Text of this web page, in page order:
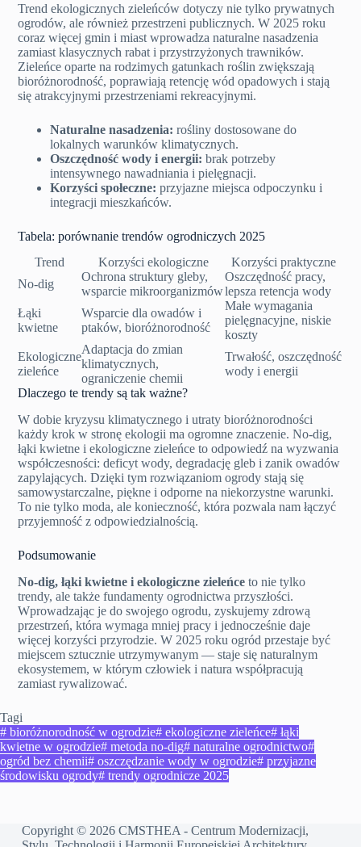
Trend ekologicznych zieleńców dotyczy nie tylko prywatnych
ogrodów, ale również przestrzeni publicznych. W 2025 roku
coraz więcej gmin i miast wprowadza naturalne nasadzenia
zamiast klasycznych rabat i przystrzyżonych trawników.
Zieleńce oparte na rodzimych gatunkach roślin zwiększają
bioróżnorodność, poprawiają retencję wód opadowych i stają
się atrakcyjnymi przestrzeniami rekreacyjnymi.
Naturalne nasadzenia: rośliny dostosowane do
lokalnych warunków klimatycznych.
Oszczędność wody i energii: brak potrzeby
intensywnego nawadniania i pielęgnacji.
Korzyści społeczne: przyjazne miejsca odpoczynku i
integracji mieszkańców.
Tabela: porównanie trendów ogrodniczych 2025
Trend
Korzyści ekologiczne
Korzyści praktyczne
No-dig
Ochrona struktury gleby,
wsparcie mikroorganizmów
Oszczędność pracy,
lepsza retencja wody
Łąki
kwietne
Wsparcie dla owadów i
ptaków, bioróżnorodność
Małe wymagania
pielęgnacyjne, niskie
koszty
Ekologiczne
zieleńce
Adaptacja do zmian
klimatycznych,
ograniczenie chemii
Trwałość, oszczędność
wody i energii
Dlaczego te trendy są tak ważne?
W dobie kryzysu klimatycznego i utraty bioróżnorodności
każdy krok w stronę ekologii ma ogromne znaczenie. No-dig,
łąki kwietne i ekologiczne zieleńce to odpowiedź na wyzwania
współczesności: deficyt wody, degradację gleb i zanik owadów
zapylających. Dzięki tym rozwiązaniom ogrody stają się
samowystarczalne, piękne i odporne na niekorzystne warunki.
To nie tylko moda, ale konieczność, która pozwala nam łączyć
przyjemność z odpowiedzialnością.
Podsumowanie
No-dig, łąki kwietne i ekologiczne zieleńce to nie tylko
trendy, ale także fundamenty ogrodnictwa przyszłości.
Wprowadzając je do swojego ogrodu, zyskujemy zdrową
przestrzeń, która wymaga mniej pracy i jednocześnie daje
więcej korzyści przyrodzie. W 2025 roku ogród przestaje być
miejscem sztucznie utrzymywanym — staje się naturalnym
ekosystemem, w którym człowiek i natura współpracują
zamiast rywalizować.
Tagi
# bioróżnorodność w ogrodzie# ekologiczne zieleńce# łąki
kwietne w ogrodzie# metoda no-dig# naturalne ogrodnictwo#
ogród bez chemii# oszczędzanie wody w ogrodzie# przyjazne
środowisku ogrody# trendy ogrodnicze 2025
Copyright © 2026 CMSTHEA - Centrum Modernizacji,